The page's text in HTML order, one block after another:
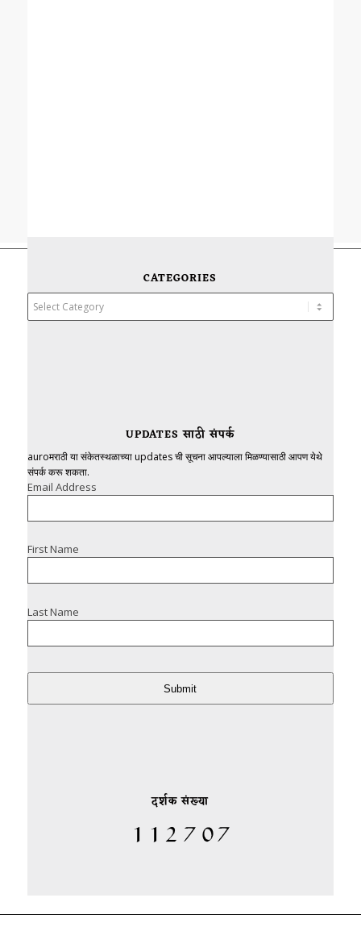
CATEGORIES
UPDATES साठी संपर्क
auroमराठी या संकेतस्थळाच्या updates ची सूचना आपल्याला मिळण्यासाठी आपण येथे
संपर्क करू शकता.
Email Address
First Name
Last Name
Submit
दर्शक संख्या